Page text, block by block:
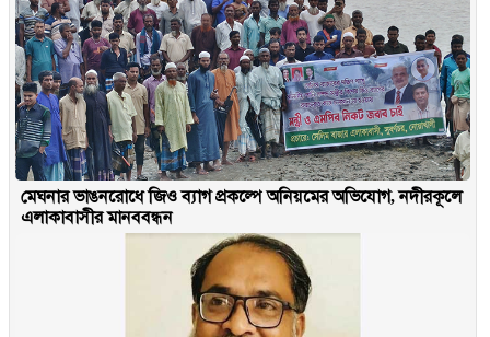
মেঘনার ভাঙনরোধে জিও ব্যাগ প্রকল্পে অনিয়মের অভিযোগ, নদীরকূলে
এলাকাবাসীর মানববন্ধন